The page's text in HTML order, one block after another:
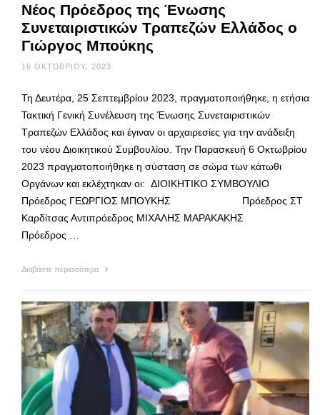
Νέος Πρόεδρος της Ένωσης
Συνεταιριστικών Τραπεζών Ελλάδος ο
Γιώργος Μπούκης
16 ΟΚΤΩΒΡΊΟΥ, 2023
Τη Δευτέρα, 25 Σεπτεμβρίου 2023, πραγματοποιήθηκε, η ετήσια
Τακτική Γενική Συνέλευση της Ένωσης Συνεταιριστικών
Τραπεζών Ελλάδος και έγιναν οι αρχαιρεσίες για την ανάδειξη
του νέου Διοικητικού Συμβουλίου. Την Παρασκευή 6 Οκτωβρίου
2023 πραγματοποιήθηκε η σύσταση σε σώμα των κάτωθι
Οργάνων και εκλέχτηκαν οι: ΔΙΟΙΚΗΤΙΚΟ ΣΥΜΒΟΥΛΙΟ
Πρόεδρος ΓΕΩΡΓΙΟΣ ΜΠΟΥΚΗΣ Πρόεδρος ΣΤ
Καρδίτσας Αντιπρόεδρος ΜΙΧΑΛΗΣ ΜΑΡΑΚΑΚΗΣ
Πρόεδρος …
Διαβάστε περισσότερα